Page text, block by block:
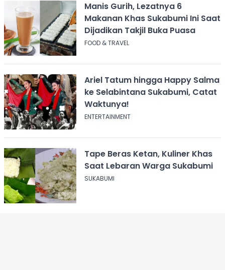
Manis Gurih, Lezatnya 6
Makanan Khas Sukabumi Ini Saat
Dijadikan Takjil Buka Puasa
FOOD & TRAVEL
Ariel Tatum hingga Happy Salma
ke Selabintana Sukabumi, Catat
Waktunya!
ENTERTAINMENT
Tape Beras Ketan, Kuliner Khas
Saat Lebaran Warga Sukabumi
SUKABUMI